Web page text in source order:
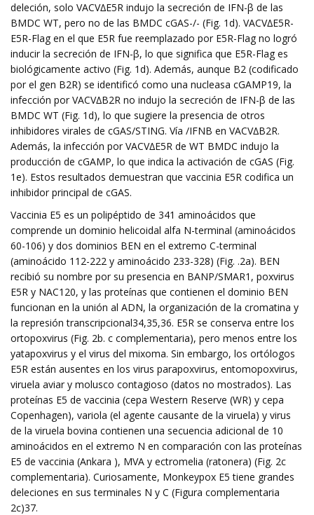
deleción, solo VACV∆E5R indujo la secreción de IFN-β de las
BMDC WT, pero no de las BMDC cGAS-/- (Fig. 1d). VACV∆E5R-
E5R-Flag en el que E5R fue reemplazado por E5R-Flag no logró
inducir la secreción de IFN-β, lo que significa que E5R-Flag es
biológicamente activo (Fig. 1d). Además, aunque B2 (codificado
por el gen B2R) se identificó como una nucleasa cGAMP19, la
infección por VACV∆B2R no indujo la secreción de IFN-β de las
BMDC WT (Fig. 1d), lo que sugiere la presencia de otros
inhibidores virales de cGAS/STING. Vía /IFNB en VACV∆B2R.
Además, la infección por VACV∆E5R de WT BMDC indujo la
producción de cGAMP, lo que indica la activación de cGAS (Fig.
1e). Estos resultados demuestran que vaccinia E5R codifica un
inhibidor principal de cGAS.
Vaccinia E5 es un polipéptido de 341 aminoácidos que
comprende un dominio helicoidal alfa N-terminal (aminoácidos
60-106) y dos dominios BEN en el extremo C-terminal
(aminoácido 112-222 y aminoácido 233-328) (Fig. .2a). BEN
recibió su nombre por su presencia en BANP/SMAR1, poxvirus
E5R y NAC120, y las proteínas que contienen el dominio BEN
funcionan en la unión al ADN, la organización de la cromatina y
la represión transcripcional34,35,36. E5R se conserva entre los
ortopoxvirus (Fig. 2b. c complementaria), pero menos entre los
yatapoxvirus y el virus del mixoma. Sin embargo, los ortólogos
E5R están ausentes en los virus parapoxvirus, entomopoxvirus,
viruela aviar y molusco contagioso (datos no mostrados). Las
proteínas E5 de vaccinia (cepa Western Reserve (WR) y cepa
Copenhagen), variola (el agente causante de la viruela) y virus
de la viruela bovina contienen una secuencia adicional de 10
aminoácidos en el extremo N en comparación con las proteínas
E5 de vaccinia (Ankara ), MVA y ectromelia (ratonera) (Fig. 2c
complementaria). Curiosamente, Monkeypox E5 tiene grandes
deleciones en sus terminales N y C (Figura complementaria
2c)37.